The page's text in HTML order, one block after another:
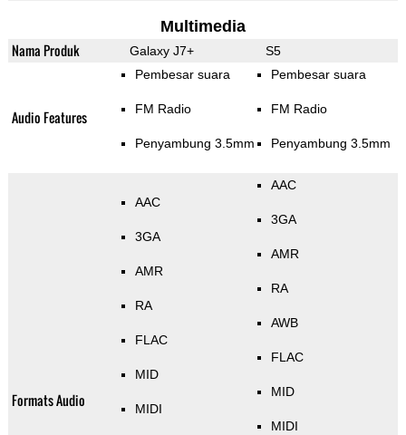
Multimedia
Nama Produk Galaxy J7+ S5
Audio Features
Pembesar suara
FM Radio
Penyambung 3.5mm
Pembesar suara
FM Radio
Penyambung 3.5mm
Formats Audio
AAC
3GA
AMR
RA
FLAC
MID
MIDI
AAC
3GA
AMR
RA
AWB
FLAC
MID
MIDI